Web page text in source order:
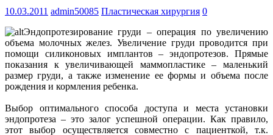
10.03.2011 admin50085 Пластическая хирургия 0
Эндопротезирование груди – операция по увеличению
объема молочных желез. Увеличение груди проводится при
помощи силиконовых имплантов – эндопротезов. Прямые
показания к увеличивающей маммопластике – маленький
размер груди, а также изменение ее формы и объема после
рождения и кормления ребенка.
Выбор оптимального способа доступа и места установки
эндопротеза – это залог успешной операции. Как правило,
этот выбор осуществляется совместно с пациенткой, т.к.